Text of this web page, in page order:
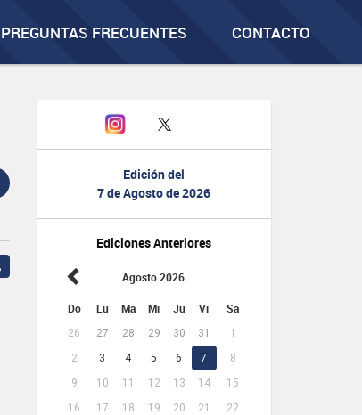
PREGUNTAS FRECUENTES CONTACTO
Edición del
7 de Agosto de 2026
Ediciones Anteriores
Agosto 2026
Do Lu Ma Mi Ju Vi Sa
26 27 28 29 30 31
1
2
3 4 5 6 7
8
9
10 11 12 13 14
15
16
17 18 19 20 21
22